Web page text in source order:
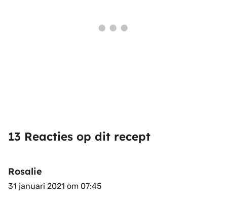
13 Reacties op dit recept
Rosalie
31 januari 2021 om 07:45